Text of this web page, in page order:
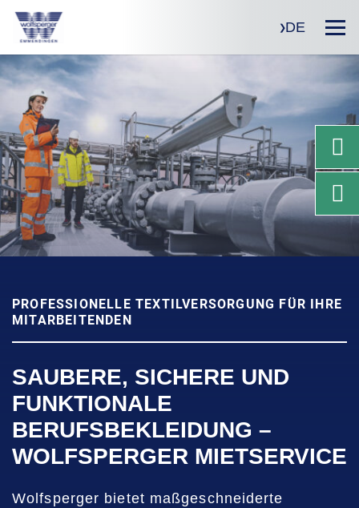
DE
PROFESSIONELLE TEXTILVERSORGUNG FÜR IHRE
MITARBEITENDEN
SAUBERE, SICHERE UND
FUNKTIONALE
BERUFSBEKLEIDUNG –
WOLFSPERGER MIETSERVICE
Wolfsperger bietet maßgeschneiderte